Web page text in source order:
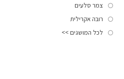
צמר סלעים
רובה אקרילית
לכל המושגים >>